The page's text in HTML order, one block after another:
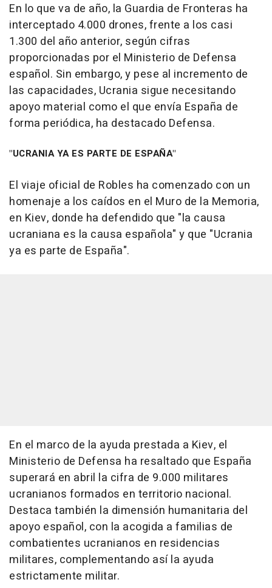
En lo que va de año, la Guardia de Fronteras ha
interceptado 4.000 drones, frente a los casi
1.300 del año anterior, según cifras
proporcionadas por el Ministerio de Defensa
español. Sin embargo, y pese al incremento de
las capacidades, Ucrania sigue necesitando
apoyo material como el que envía España de
forma periódica, ha destacado Defensa.
"UCRANIA YA ES PARTE DE ESPAÑA"
El viaje oficial de Robles ha comenzado con un
homenaje a los caídos en el Muro de la Memoria,
en Kiev, donde ha defendido que "la causa
ucraniana es la causa española" y que "Ucrania
ya es parte de España".
En el marco de la ayuda prestada a Kiev, el
Ministerio de Defensa ha resaltado que España
superará en abril la cifra de 9.000 militares
ucranianos formados en territorio nacional.
Destaca también la dimensión humanitaria del
apoyo español, con la acogida a familias de
combatientes ucranianos en residencias
militares, complementando así la ayuda
estrictamente militar.